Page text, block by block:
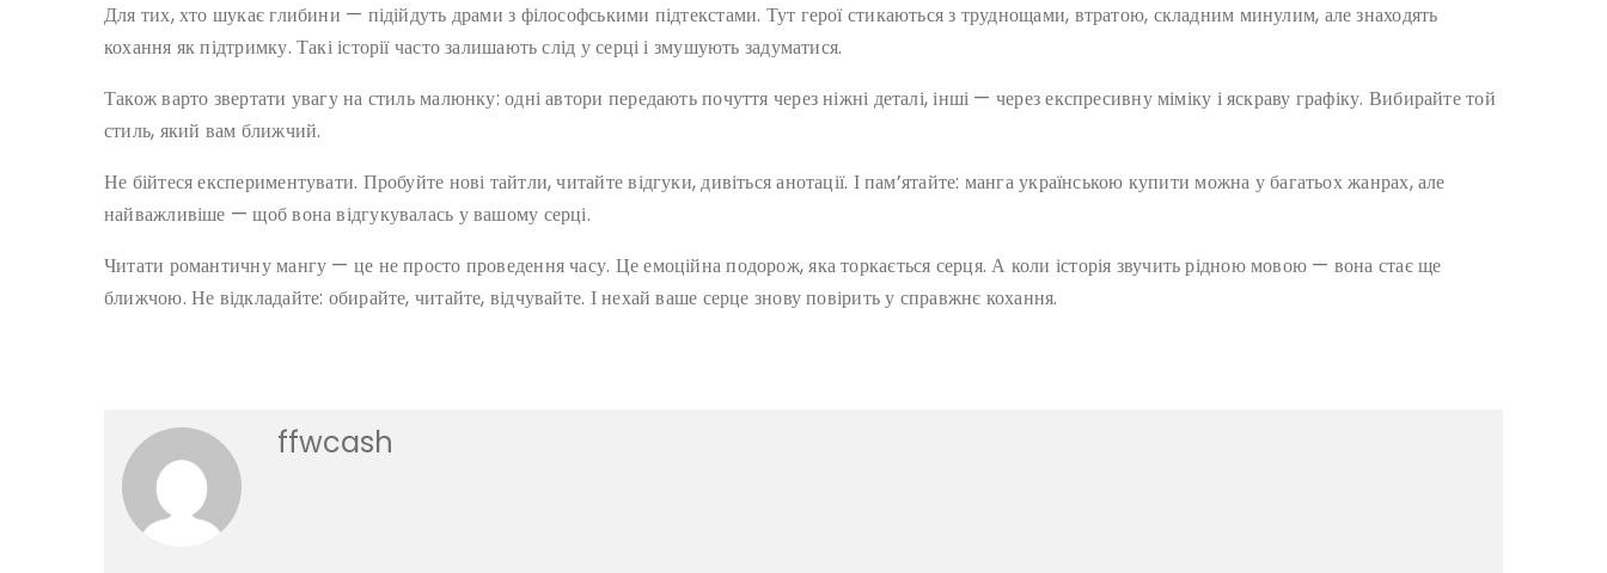
Для тих, хто шукає глибини — підійдуть драми з філософськими підтекстами. Тут герої стикаються з труднощами, втратою, складним минулим, але знаходять
кохання як підтримку. Такі історії часто залишають слід у серці і змушують задуматися.
Також варто звертати увагу на стиль малюнку: одні автори передають почуття через ніжні деталі, інші — через експресивну міміку і яскраву графіку. Вибирайте той
стиль, який вам ближчий.
Не бійтеся експериментувати. Пробуйте нові тайтли, читайте відгуки, дивіться анотації. І пам’ятайте: манга українською купити можна у багатьох жанрах, але
найважливіше — щоб вона відгукувалась у вашому серці.
Читати романтичну мангу — це не просто проведення часу. Це емоційна подорож, яка торкається серця. А коли історія звучить рідною мовою — вона стає ще
ближчою. Не відкладайте: обирайте, читайте, відчувайте. І нехай ваше серце знову повірить у справжнє кохання.
ffwcash